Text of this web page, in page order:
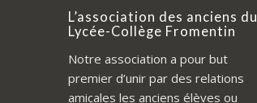
L’association des anciens du
Lycée-Collège Fromentin
Notre association a pour but
premier d’unir par des relations
amicales les anciens élèves ou